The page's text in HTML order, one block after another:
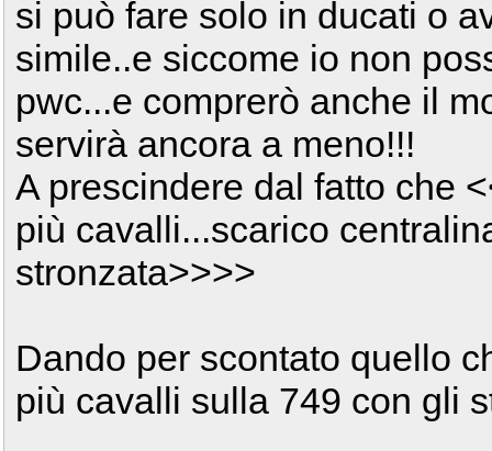
si può fare solo in ducati o
simile..e siccome io non
pwc...e comprerò anche il
servirà ancora a meno!!!
A prescindere dal fatto che
più cavalli...scarico
stronzata>>>>
Dando per scontato quello
più cavalli sulla 749 con gli